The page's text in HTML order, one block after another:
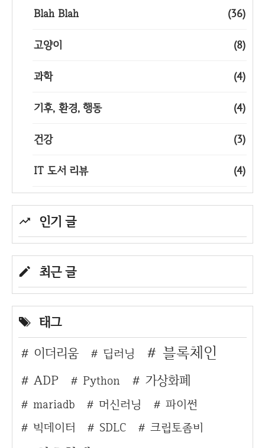
Blah Blah (36)
고양이 (8)
과학 (4)
기후, 환경, 행동 (4)
건강 (3)
IT 도서 리뷰 (4)
인기 글
최근 글
태그
이더리움
딥러닝 블록체인
ADP Python 가상화폐
mariadb 머신러닝
파이썬
빅데이터
SDLC 크립토좀비